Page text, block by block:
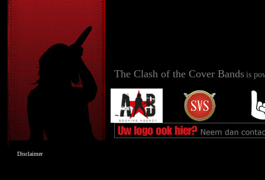
The Clash of the Cover Bands is
Disclaimer